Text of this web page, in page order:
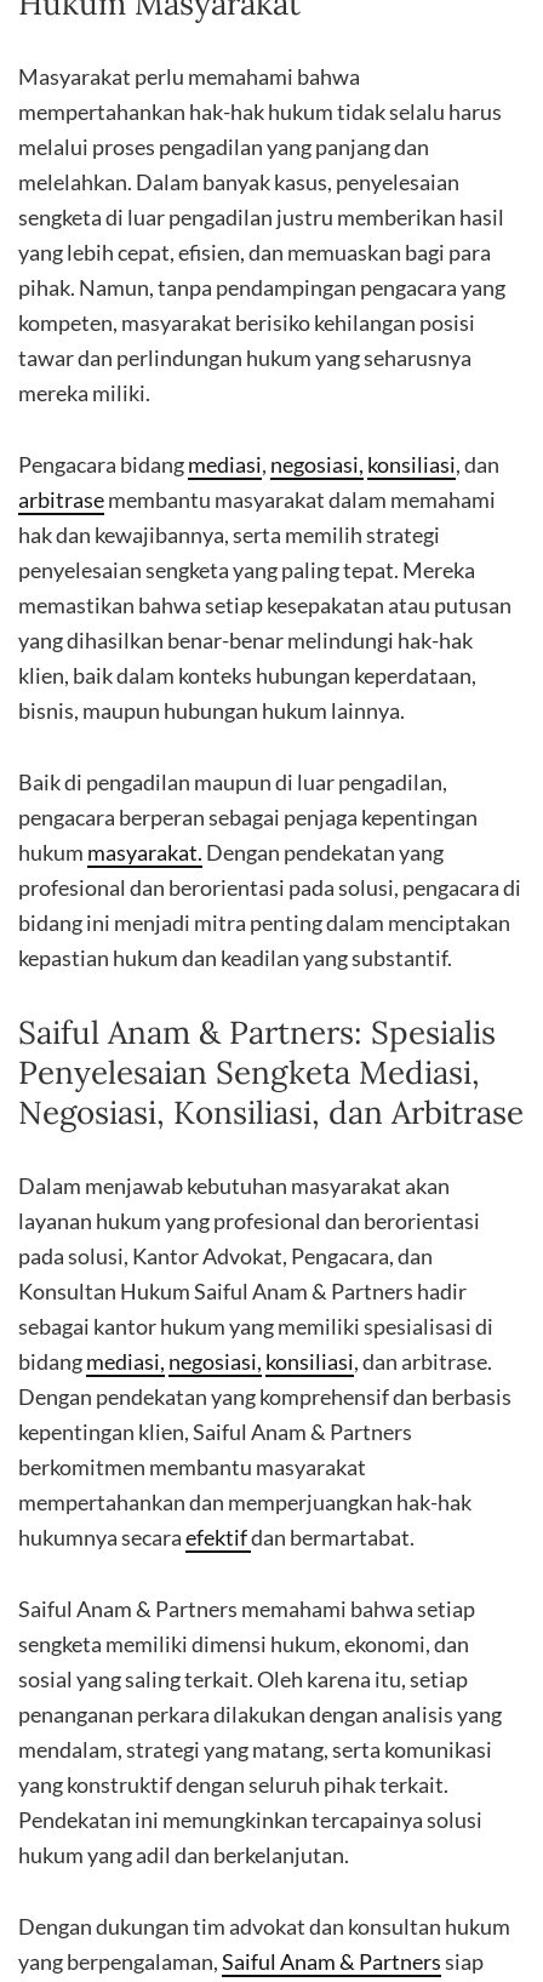
Masyarakat perlu memahami bahwa
mempertahankan hak-hak hukum tidak selalu harus
melalui proses pengadilan yang panjang dan
melelahkan. Dalam banyak kasus, penyelesaian
sengketa di luar pengadilan justru memberikan hasil
yang lebih cepat, efisien, dan memuaskan bagi para
pihak. Namun, tanpa pendampingan pengacara yang
kompeten, masyarakat berisiko kehilangan posisi
tawar dan perlindungan hukum yang seharusnya
mereka miliki.
Pengacara bidangmediasi, negosiasi, konsiliasi, dan
arbitrasemembantu masyarakat dalam memahami
hak dan kewajibannya, serta memilih strategi
penyelesaian sengketa yang paling tepat. Mereka
memastikan bahwa setiap kesepakatan atau putusan
yang dihasilkan benar-benar melindungi hak-hak
klien, baik dalam konteks hubungan keperdataan,
bisnis, maupun hubungan hukum lainnya.
Baik di pengadilan maupun di luar pengadilan,
pengacara berperan sebagai penjaga kepentingan
hukum masyarakat. Dengan pendekatan yang
profesional dan berorientasi pada solusi, pengacara di
bidang ini menjadi mitra penting dalam menciptakan
kepastian hukum dan keadilan yang substantif.
Saiful Anam & Partners: Spesialis
Penyelesaian Sengketa Mediasi,
Negosiasi, Konsiliasi, dan Arbitrase
Dalam menjawab kebutuhan masyarakat akan
layanan hukum yang profesional dan berorientasi
pada solusi, Kantor Advokat, Pengacara, dan
Konsultan Hukum Saiful Anam & Partners hadir
sebagai kantor hukum yang memiliki spesialisasi di
bidangmediasi, negosiasi, konsiliasi, dan arbitrase.
Dengan pendekatan yang komprehensif dan berbasis
kepentingan klien, Saiful Anam & Partners
berkomitmen membantu masyarakat
mempertahankan dan memperjuangkan hak-hak
hukumnya secaraefektifdan bermartabat.
Saiful Anam & Partners memahami bahwa setiap
sengketa memiliki dimensi hukum, ekonomi, dan
sosial yang saling terkait. Oleh karena itu, setiap
penanganan perkara dilakukan dengan analisis yang
mendalam, strategi yang matang, serta komunikasi
yang konstruktif dengan seluruh pihak terkait.
Pendekatan ini memungkinkan tercapainya solusi
hukum yang adil dan berkelanjutan.
Dengan dukungan tim advokat dan konsultan hukum
yang berpengalaman,Saiful Anam & Partnerssiap